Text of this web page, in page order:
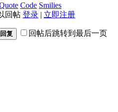
Code Smilies
回帖 登录 | 立即注册
复 回帖后跳转到最后一页